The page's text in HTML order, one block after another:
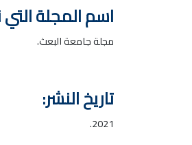
اسم المجلة
مجلة جامعة البعث.
تاريخ النشر:
2021.